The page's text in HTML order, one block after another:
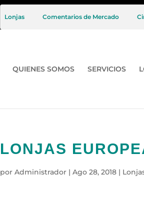
Lonjas Comentarios de Mercado
QUIENES SOMOS SERVICIOS
LONJAS
por Administrador | Ago 28, 2018 |